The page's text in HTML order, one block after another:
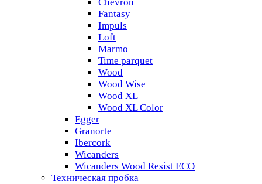
Fantasy
Impuls
Loft
Marmo
Time parquet
Wood
Wood Wise
Wood XL
Wood XL Color
Egger
Granorte
Ibercork
Wicanders
Wicanders Wood Resist ECO
Техническая пробка